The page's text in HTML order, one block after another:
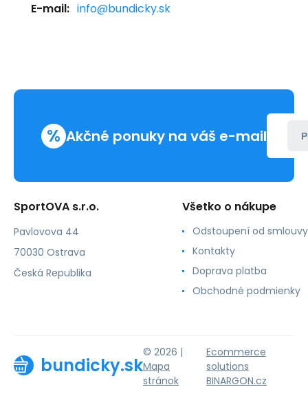
E-mail: info@bundicky.sk
% Akčné ponuky na váš e-mail
SportOVA s.r.o.
Pavlovova 44
70030 Ostrava
Česká Republika
Všetko o nákupe
Odstoupení od smlouvy
Kontakty
Doprava platba
Obchodné podmienky
bundicky.sk
© 2026 |
Mapa
stránok
Ecommerce
solutions
BINARGON.cz